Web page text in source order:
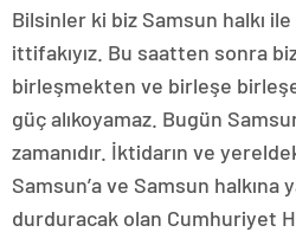
Bilsinler ki biz Samsun halkı
ittifakıyız. Bu saatten sonra
birleşmekten ve birleşe
güç alıkoyamaz. Bugün
zamanıdır. İktidarın ve
Samsun’a ve Samsun halkına
durduracak olan Cumhuriyet